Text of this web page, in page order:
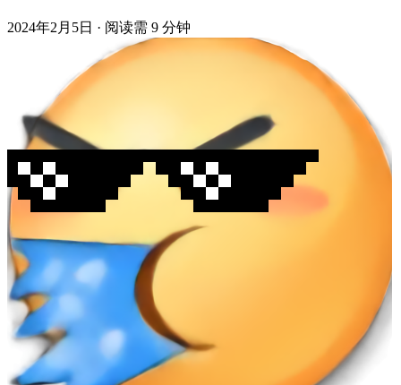
2024年2月5日 · 阅读需 9 分钟